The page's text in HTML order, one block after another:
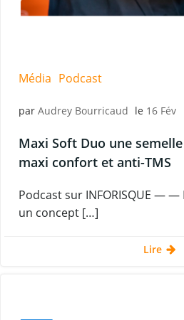
Média Podcast
par Audrey Bourricaud le 16 Fév
Maxi Soft Duo une
maxi confort et anti-TMS
Podcast sur INFORISQUE — —
un concept […]
Lire